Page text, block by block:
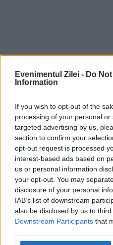
Evenimentul Zilei - Do
Information
If you wish to opt-out of the
processing of your personal
targeted advertising by us,
section to confirm your
opt-out request is processed
interest-based ads based on
us or personal information
your opt-out. You may
disclosure of your personal
IAB’s list of downstream
also be disclosed by us to
Downstream Participants that